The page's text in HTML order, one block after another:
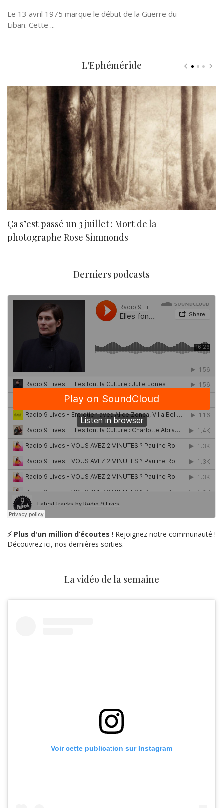
Le 13 avril 1975 marque le début de la Guerre du
Liban. Cette ...
L'Ephéméride
Ça s’est passé un 3 juillet : Mort de la
photographe Rose Simmonds
Derniers podcasts
⚡ Plus d'un million d’écoutes ! Rejoignez notre communauté !
Découvrez ici, nos dernières sorties.
La vidéo de la semaine
Voir cette publication sur Instagram